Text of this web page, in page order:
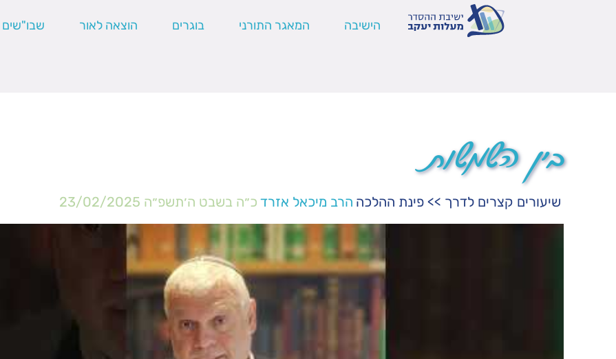
הישיבה המאגר התורני בוגרים הוצאה לאור שבו"שים
בין השמשות
שיעורים קצרים לדרך >> פינת ההלכה הרב מיכאל אזרד כ״ה בשבט ה׳תשפ״ה 23/02/2025